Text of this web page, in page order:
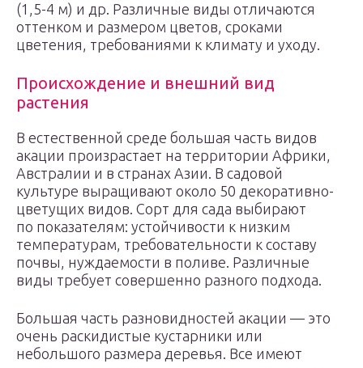
(1,5-4 м) и др. Различные виды отличаются
оттенком и размером цветов, сроками
цветения, требованиями к климату и уходу.
Происхождение и внешний вид
растения
В естественной среде большая часть видов
акации произрастает на территории Африки,
Австралии и в странах Азии. В садовой
культуре выращивают около 50 декоративно-
цветущих видов. Сорт для сада выбирают
по показателям: устойчивости к низким
температурам, требовательности к составу
почвы, нуждаемости в поливе. Различные
виды требует совершенно разного подхода.
Большая часть разновидностей акации — это
очень раскидистые кустарники или
небольшого размера деревья. Все имеют